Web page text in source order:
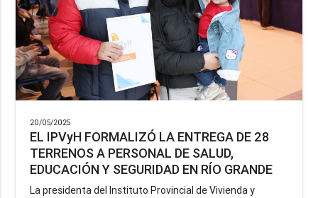
20/05/2025
EL IPVyH FORMALIZÓ LA ENTREGA DE 28
TERRENOS A PERSONAL DE SALUD,
EDUCACIÓN Y SEGURIDAD EN RÍO GRANDE
La presidenta del Instituto Provincial de Vivienda y